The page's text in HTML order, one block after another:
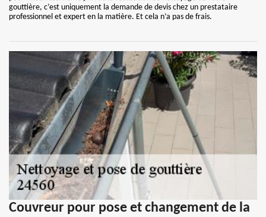
gouttière, c’est uniquement la demande de devis chez un prestataire
professionnel et expert en la matière. Et cela n’a pas de frais.
Couvreur pour pose et changement de la